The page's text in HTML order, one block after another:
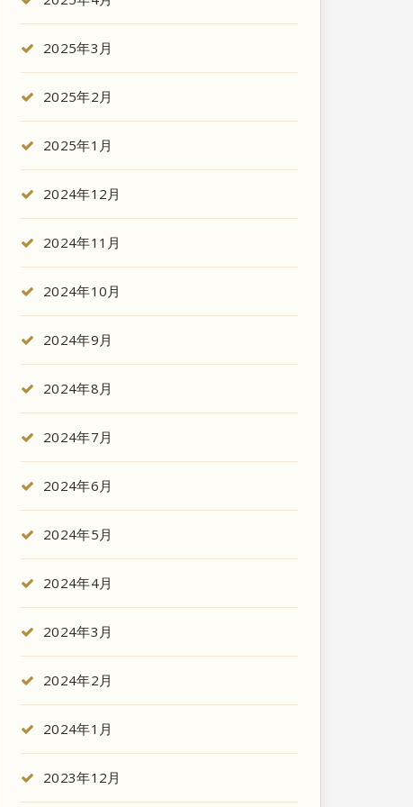
2025年3月
2025年2月
2025年1月
2024年12月
2024年11月
2024年10月
2024年9月
2024年8月
2024年7月
2024年6月
2024年5月
2024年4月
2024年3月
2024年2月
2024年1月
2023年12月